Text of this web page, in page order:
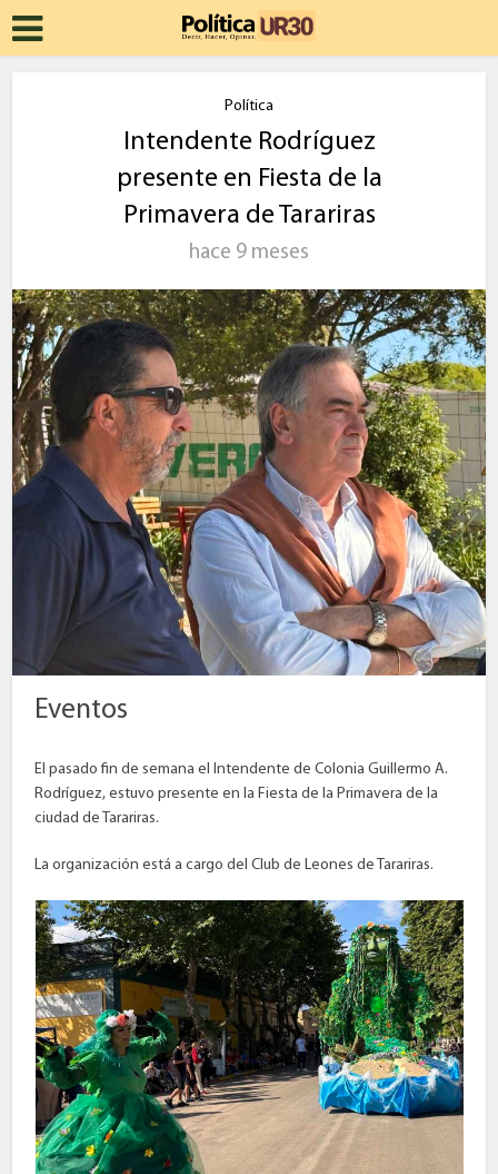
Política
Intendente Rodríguez
presente en Fiesta de la
Primavera de Tarariras
hace 9 meses
Eventos
El pasado fin de semana el Intendente de Colonia Guillermo A.
Rodríguez, estuvo presente en la Fiesta de la Primavera de la
ciudad de Tarariras.
La organización está a cargo del Club de Leones de Tarariras.